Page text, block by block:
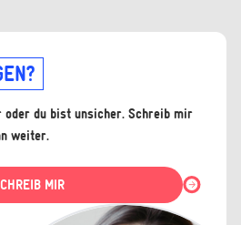
du bist unsicher. Schreib mir
weiter.
MIR